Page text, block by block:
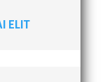
ELIT
har ett
fungerat
och fotbollen i
det dock